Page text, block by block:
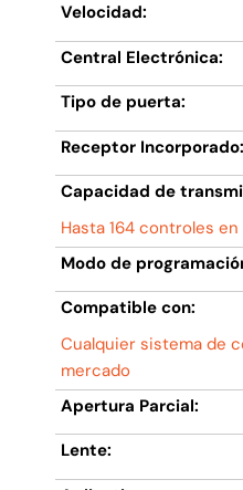
Velocidad:
Central Electrónica:
Tipo de puerta:
Receptor Incorporado:
Capacidad de
Hasta 164 controles
Modo de
Compatible con:
Cualquier sistema de
mercado
Apertura Parcial:
Lente: